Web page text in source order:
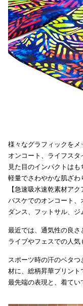
様々なグラフィックをメ
オンコート、ライフスタ
見た目のインパクトはも
軽量でさわやかな肌ざ
【急速吸水速乾素材ア
バスケでのオンコート、
ダンス、フットサル、ジ
最近では、通気性の良さ
ライブやフェスでの人気
スポーツ時の汗のベタ
材に、総柄昇華プリン
最先端の表現と、着てい